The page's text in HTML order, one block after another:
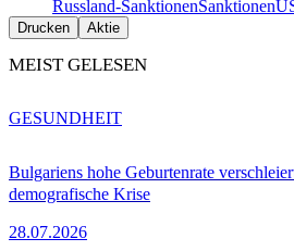
Russland-SanktionenSanktionen
Drucken Aktie
MEIST GELESEN
Bulgariens hohe Geburtenrate
demografische Krise
28.07.2026
GESUNDHEIT